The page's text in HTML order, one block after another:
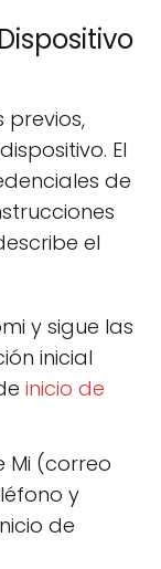
previos,
El
de
el
y sigue las
inicial
inicio de
Mi (correo
y
de